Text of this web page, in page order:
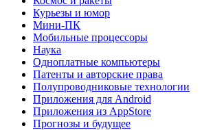
Курьезы и юмор
Мини-ПК
Мобильные процессоры
Наука
Одноплатные компьютеры
Патенты и авторские права
Полупроводниковые технологии
Приложения для Android
Приложения из AppStore
Прогнозы и будущее